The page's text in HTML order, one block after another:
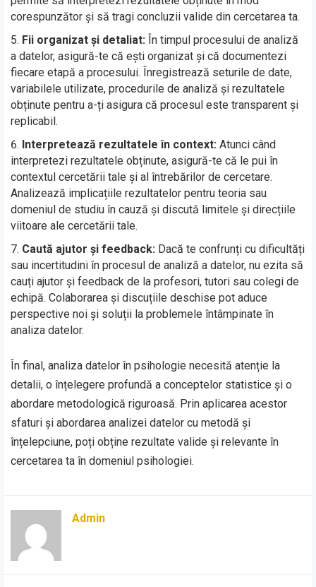
corespunzător și să tragi concluzii valide din cercetarea ta.
Fii organizat și detaliat: În timpul procesului de analiză
a datelor, asigură-te că ești organizat și că documentezi
fiecare etapă a procesului. Înregistrează seturile de date,
variabilele utilizate, procedurile de analiză și rezultatele
obținute pentru a-ți asigura că procesul este transparent și
replicabil.
Interpretează rezultatele în context: Atunci când
interpretezi rezultatele obținute, asigură-te că le pui în
contextul cercetării tale și al întrebărilor de cercetare.
Analizează implicațiile rezultatelor pentru teoria sau
domeniul de studiu în cauză și discută limitele și direcțiile
viitoare ale cercetării tale.
Caută ajutor și feedback: Dacă te confrunți cu dificultăți
sau incertitudini în procesul de analiză a datelor, nu ezita să
cauți ajutor și feedback de la profesori, tutori sau colegi de
echipă. Colaborarea și discuțiile deschise pot aduce
perspective noi și soluții la problemele întâmpinate în
analiza datelor.
În final, analiza datelor în psihologie necesită atenție la
detalii, o înțelegere profundă a conceptelor statistice și o
abordare metodologică riguroasă. Prin aplicarea acestor
sfaturi și abordarea analizei datelor cu metodă și
înțelepciune, poți obține rezultate valide și relevante în
cercetarea ta în domeniul psihologiei.
Admin